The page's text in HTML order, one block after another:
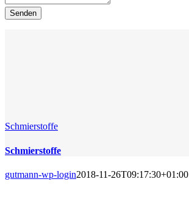
Schmierstoffe
Schmierstoffe
gutmann-wp-login2018-11-26T09:17:30+01:00